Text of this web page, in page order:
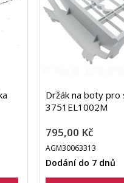
Držák na boty pro
3751EL1002M
795,00 Kč
AGM30063313
Dodání do 7 dnů